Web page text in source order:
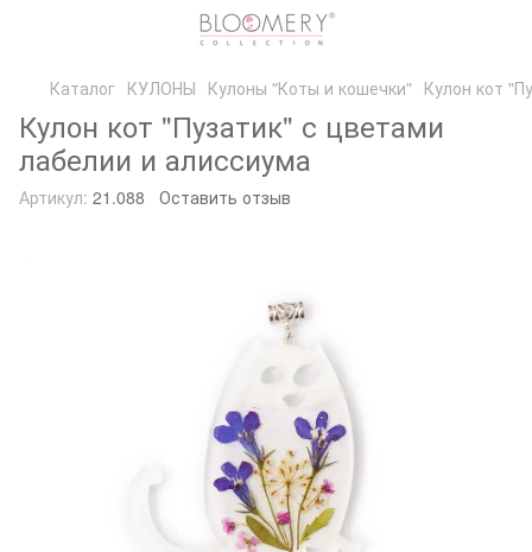
Каталог КУЛОНЫ Кулоны "Коты и кошечки" Кулон кот
Кулон кот "Пузатик" с цветами
лабелии и алиссиума
Артикул: 21.088 Оставить отзыв